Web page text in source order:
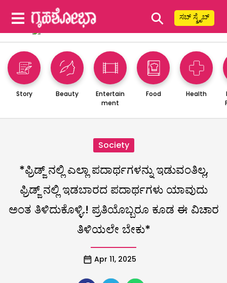
⚲ ಸಬ್ ಸ್ಕ್ರೈಬ್
Story Beauty
Entertain
ment
Food Health
Society
*ಫ್ರಿಡ್ಜ್ ನಲ್ಲಿ ಎಲ್ಲಾ ಪದಾರ್ಥಗಳನ್ನು ಇಡುವಂತಿಲ್ಲ,
ಫ್ರಿಡ್ಜ್ ನಲ್ಲಿ ಇಡಬಾರದ ಪದಾರ್ಥಗಳು ಯಾವುದು
ಅಂತ ತಿಳಿದುಕೊಳ್ಳಿ.! ಪ್ರತಿಯೊಬ್ಬರೂ ಕೂಡ ಈ ವಿಚಾರ
ತಿಳಿಯಲೇ ಬೇಕು*
Apr 11, 2025